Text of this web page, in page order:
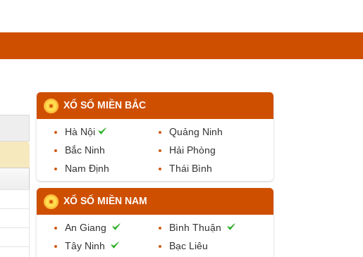
XỔ SỐ MIỀN BẮC
Hà Nội
Quảng Ninh
Bắc Ninh
Hải Phòng
Nam Định
Thái Bình
XỔ SỐ MIỀN NAM
An Giang
Bình Thuận
Tây Ninh
Bạc Liêu